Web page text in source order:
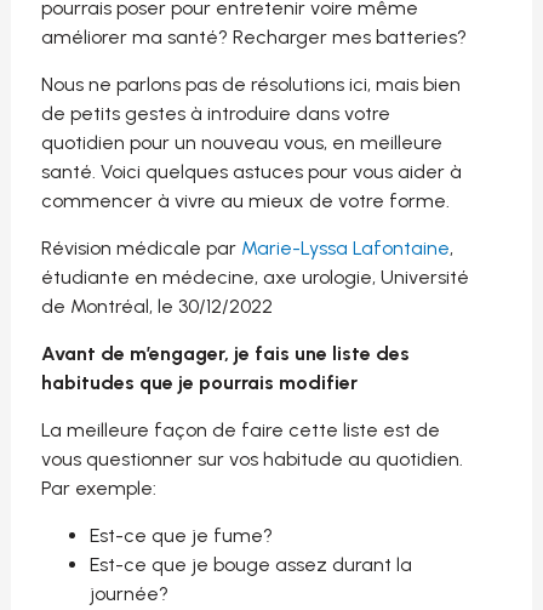
pourrais poser pour entretenir voire même
améliorer ma santé? Recharger mes batteries?
Nous ne parlons pas de résolutions ici, mais bien
de petits gestes à introduire dans votre
quotidien pour un nouveau vous, en meilleure
santé. Voici quelques astuces pour vous aider à
commencer à vivre au mieux de votre forme.
Révision médicale par Marie-Lyssa Lafontaine,
étudiante en médecine, axe urologie, Université
de Montréal, le 30/12/2022
Avant de m’engager, je fais une liste des
habitudes que je pourrais modifier
La meilleure façon de faire cette liste est de
vous questionner sur vos habitude au quotidien.
Par exemple:
Est-ce que je fume?
Est-ce que je bouge assez durant la
journée?